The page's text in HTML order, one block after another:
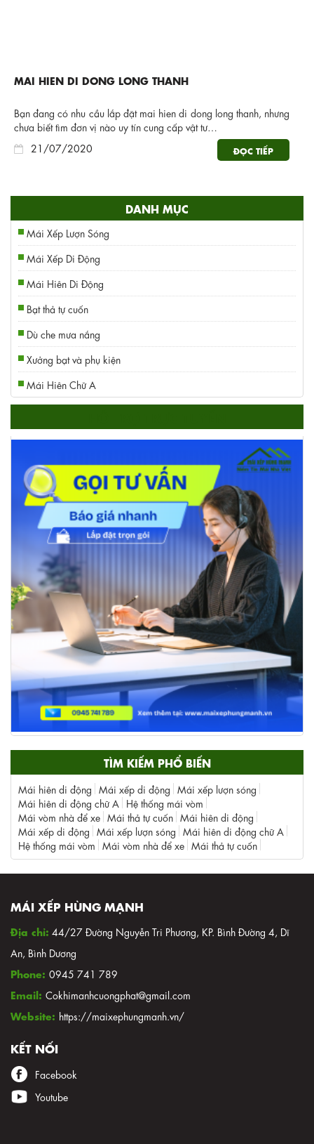
MAI HIEN DI DONG LONG THANH
Bạn đang có nhu cầu lắp đặt mai hien di dong long thanh, nhưng
chưa biết tìm đơn vị nào uy tín cung cấp vật tư…
21/07/2020
ĐỌC TIẾP
DANH MỤC
Mái Xếp Lượn Sóng
Mái Xếp Di Động
Mái Hiên Di Động
Bạt thả tự cuốn
Dù che mưa nắng
Xưởng bạt và phụ kiện
Mái Hiên Chữ A
TÌM KIẾM PHỔ BIẾN
Mái hiên di động Mái xếp di động
Mái xếp lượn sóng
Mái hiên di động chữ A
Hệ thống mái vòm
Mái vòm nhà để xe Mái thả tự cuốn Mái hiên di động
Mái xếp di động
Mái xếp lượn sóng
Mái hiên di động chữ A
Hệ thống mái vòm
Mái vòm nhà để xe Mái thả tự cuốn
MÁI XẾP HÙNG MẠNH
Địa chỉ: 44/27 Đường Nguyễn Tri Phương, KP. Bình Đường 4, Dĩ
An, Bình Dương
Phone: 0945 741 789
Email: Cokhimanhcuongphat@gmail.com
Website: https://maixephungmanh.vn/
KẾT NỐI
Facebook
Youtube